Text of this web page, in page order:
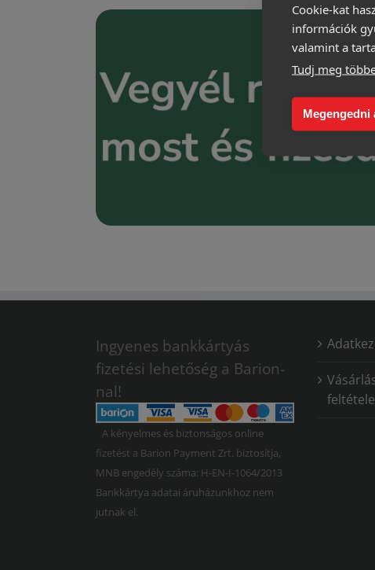
Ingyenes bankkártyás
fizetési lehetőség a Barion-
nal!
A kényelmes és biztonságos online
fizetést a Barion Payment Zrt. biztosítja,
MNB engedély száma: H-EN-I-1064/2013
Bankkártya adatai áruházunkhoz nem
jutnak el.
Cookie-kat
információk
valamint a
Tudj meg
Megengedni